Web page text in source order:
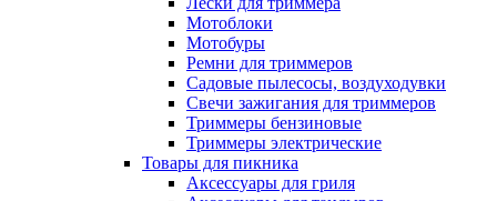
Мотоблоки
Мотобуры
Ремни для триммеров
Садовые пылесосы, воздуходувки
Свечи зажигания для триммеров
Триммеры бензиновые
Триммеры электрические
Товары для пикника
Аксессуары для гриля